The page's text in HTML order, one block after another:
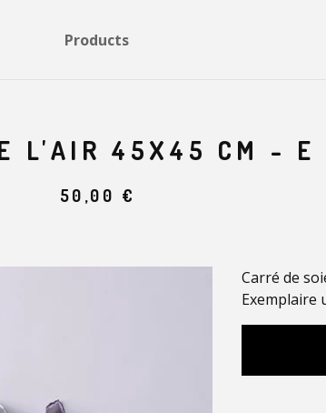
Products
L'AIR 45X45 CM - E
50,00 €
Carré de
Exemplaire